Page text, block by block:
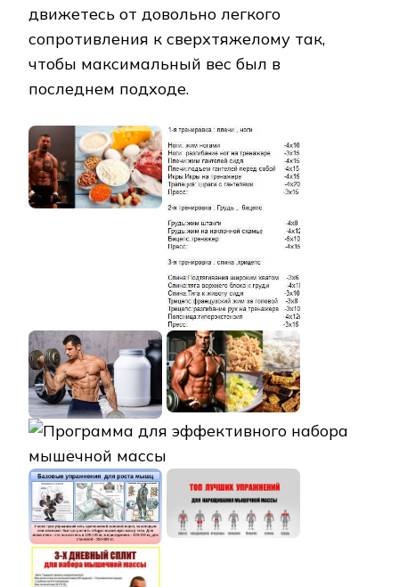
движетесь от довольно легкого
сопротивления к сверхтяжелому так,
чтобы максимальный вес был в
последнем подходе.